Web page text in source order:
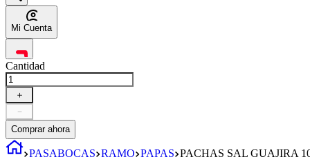
Mi Cuenta
Cantidad
＋
－
Comprar ahora
PASABOCAS RAMO PAPAS PACHAS SAL GUAJIRA